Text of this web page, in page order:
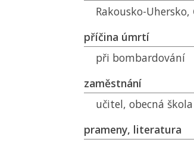
Rakousko-Uhersko,
příčina úmrtí
při bombardování
zaměstnání
učitel, obecná
prameny, literatura